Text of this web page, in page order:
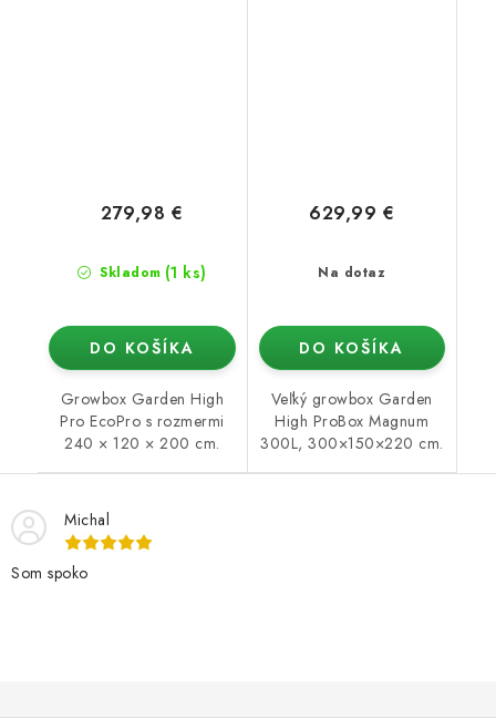
Skladom (1 ks)
279,98 €
DO KOŠÍKA
Growbox Garden High
Pro EcoPro s rozmermi
240 × 120 × 200 cm.
Na dotaz
629,99 €
DO KOŠÍKA
Veľký growbox Garden
High ProBox Magnum
300L, 300×150×220 cm.
Michal
Som spoko